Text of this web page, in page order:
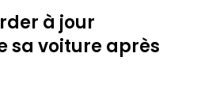
à jour
sa voiture après